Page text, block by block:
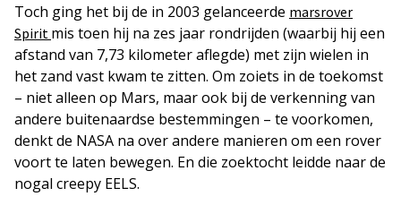
Toch ging het bij de in 2003 gelanceerde marsrover
Spirit mis toen hij na zes jaar rondrijden (waarbij hij een
afstand van 7,73 kilometer aflegde) met zijn wielen in
het zand vast kwam te zitten. Om zoiets in de toekomst
– niet alleen op Mars, maar ook bij de verkenning van
andere buitenaardse bestemmingen – te voorkomen,
denkt de NASA na over andere manieren om een rover
voort te laten bewegen. En die zoektocht leidde naar de
nogal creepy EELS.